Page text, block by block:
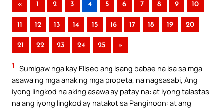
« 1 2 3 4 5 6 7 8 9 10
11 12 13 14 15 16 17 18 19 20
21 22 23 24 25 »
1
Sumigaw nga kay Eliseo ang isang babae na isa sa mga
asawa ng mga anak ng mga propeta, na nagsasabi, Ang
iyong lingkod na aking asawa ay patay na: at iyong talastas
na ang iyong lingkod ay natakot sa Panginoon: at ang